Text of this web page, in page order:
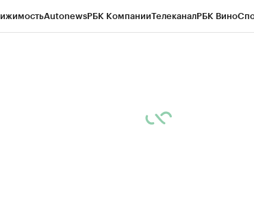
AutonewsРБК КомпанииТелеканалРБК Вино